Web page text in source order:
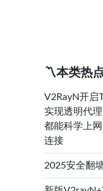
〽️本类热
V2RayN开启
实现透明代
都能科学上
连接
2025安全翻